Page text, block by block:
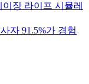
징 라이프 시뮬레
자 91.5%가 경험